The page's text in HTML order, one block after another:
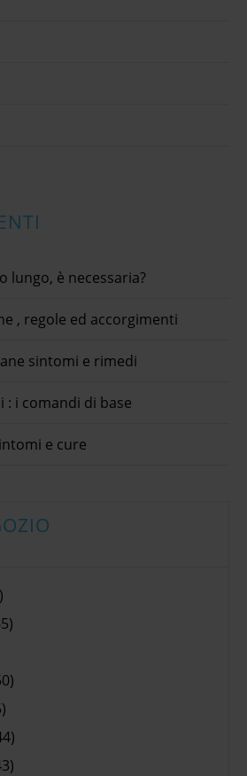
lungo, è necessaria?
, regole ed accorgimenti
sintomi e rimedi
i comandi di base
e cure